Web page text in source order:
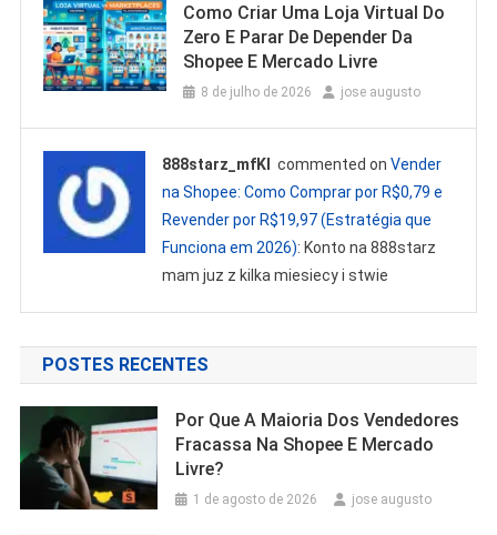
Como Criar Uma Loja Virtual Do
Zero E Parar De Depender Da
Shopee E Mercado Livre
8 de julho de 2026 jose augusto
888starz_mfKl commented onVender
na Shopee: Como Comprar por R$0,79 e
Revender por R$19,97 (Estratégia que
Funciona em 2026): Konto na 888starz
mam juz z kilka miesiecy i stwie
POSTES RECENTES
Por Que A Maioria Dos Vendedores
Fracassa Na Shopee E Mercado
Livre?
1 de agosto de 2026 jose augusto